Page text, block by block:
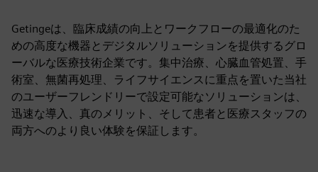
Getingeは、臨床成績の向上とワークフローの最適化のた
めの高度な機器とデジタルソリューションを提供するグロ
ーバルな医療技術企業です。集中治療、心臓血管処置、手
術室、無菌再処理、ライフサイエンスに重点を置いた当社
のユーザーフレンドリーで設定可能なソリューションは、
迅速な導入、真のメリット、そして患者と医療スタッフの
両方へのより良い体験を保証します。